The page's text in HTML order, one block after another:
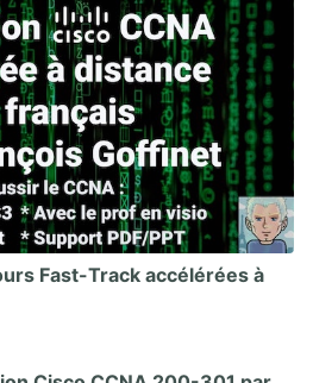
Fast-Track accélérées à